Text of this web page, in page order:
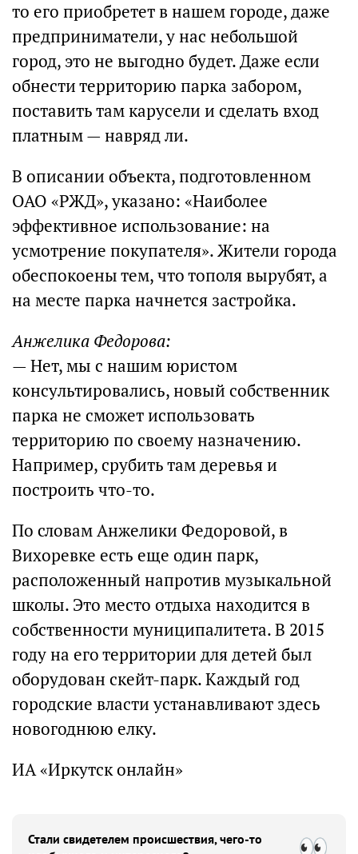
то его приобретет в нашем городе, даже
предприниматели, у нас небольшой
город, это не выгодно будет. Даже если
обнести территорию парка забором,
поставить там карусели и сделать вход
платным — навряд ли.
В описании объекта, подготовленном
ОАО «РЖД», указано: «Наиболее
эффективное использование: на
усмотрение покупателя». Жители города
обеспокоены тем, что тополя вырубят, а
на месте парка начнется застройка.
Анжелика Федорова:
— Нет, мы с нашим юристом
консультировались, новый собственник
парка не сможет использовать
территорию по своему назначению.
Например, срубить там деревья и
построить что-то.
По словам Анжелики Федоровой, в
Вихоревке есть еще один парк,
расположенный напротив музыкальной
школы. Это место отдыха находится в
собственности муниципалитета. В 2015
году на его территории для детей был
оборудован скейт-парк. Каждый год
городские власти устанавливают здесь
новогоднюю елку.
ИА «Иркутск онлайн»
Стали свидетелем происшествия, чего-то